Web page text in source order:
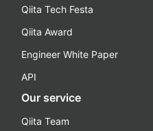
Qiita Tech Festa
Qiita Award
Engineer White Paper
API
Our service
Qiita Team